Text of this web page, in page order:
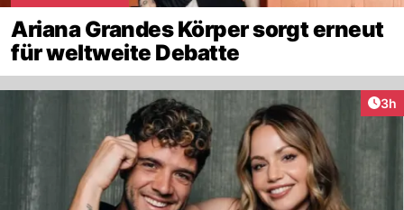
Ariana Grandes Körper sorgt erneut
für weltweite Debatte
3h